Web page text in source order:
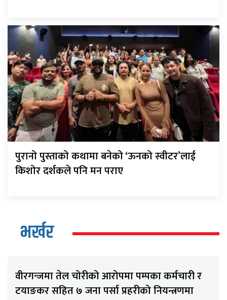
पुरानो पुस्ताको कथामा बनेको ‘ऊनको स्वीटर’लाई
किशोर दर्शकले पनि मन पराए
भर्खर
वीरगन्जमा तेल चोरीको आरोपमा पम्पका कर्मचारी र
टयाङकर सहित ७ जना पर्सा प्रहरीको नियन्त्रणमा